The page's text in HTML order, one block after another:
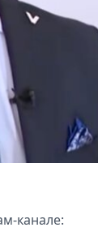
канале: